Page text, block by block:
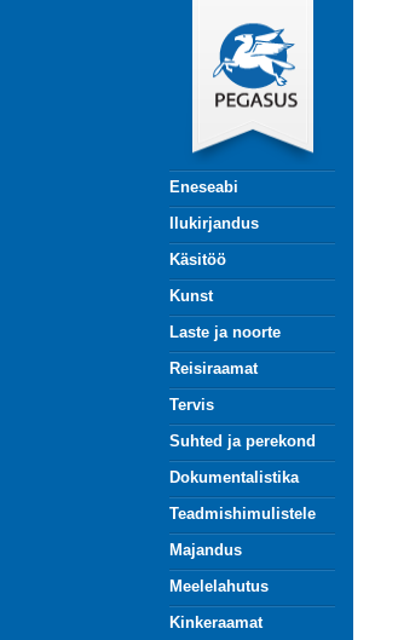
Eneseabi
Ilukirjandus
Käsitöö
Kunst
Laste ja noorte
Reisiraamat
Tervis
Suhted ja perekond
Dokumentalistika
Teadmishimulistele
Majandus
Meelelahutus
Kinkeraamat